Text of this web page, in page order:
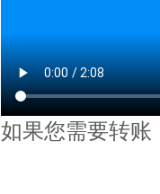
如果您需要转账